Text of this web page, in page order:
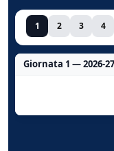
1 2 3 4
Giornata 1 — 2026-27